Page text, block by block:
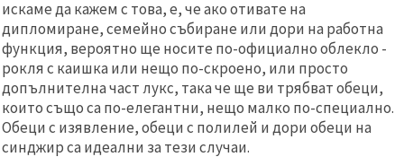
искаме да кажем с това, е, че ако отивате на
дипломиране, семейно събиране или дори на работна
функция, вероятно ще носите по-официално облекло -
рокля с каишка или нещо по-скроено, или просто
допълнителна част лукс, така че ще ви трябват обеци,
които също са по-елегантни, нещо малко по-специално.
Обеци с изявление, обеци с полилей и дори обеци на
синджир са идеални за тези случаи.